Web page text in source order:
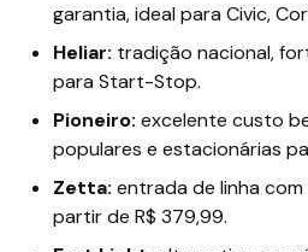
garantia, ideal para Civic,
Heliar: tradição nacional,
para Start-Stop.
Pioneiro: excelente custo
populares e estacionárias
Zetta: entrada de linha
partir de R$ 379,99.